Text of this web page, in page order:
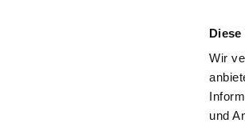
Wir
und
Zurück zu den